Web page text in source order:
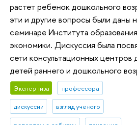
растет ребенок дошкольного
эти и другие вопросы были даны
семинаре Института
экономики. Дискуссия была
сети консультационных центров
детей раннего и дошкольного
Экспертиза профессора
дискуссии взгляд ученого